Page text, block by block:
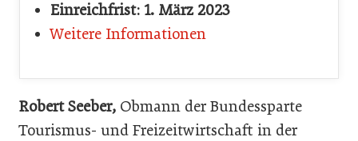
Einreichfrist: 1. März 2023
Weitere Informationen
Robert Seeber, Obmann der Bundessparte
Tourismus- und Freizeitwirtschaft in der